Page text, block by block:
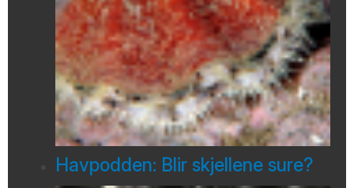
Havpodden: Blir skjellene sure?